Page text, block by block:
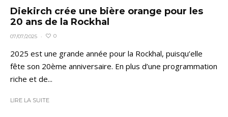
Diekirch crée une bière orange pour les
20 ans de la Rockhal
07/07/2025 · 0
2025 est une grande année pour la Rockhal, puisqu’elle
fête son 20ème anniversaire. En plus d’une programmation
riche et de...
LIRE LA SUITE